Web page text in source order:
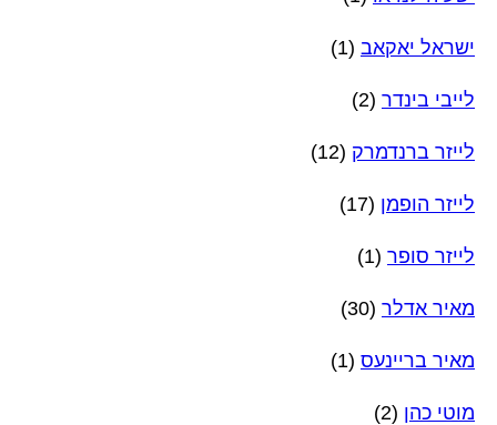
ישראל יאקאב (1)
לייבי בינדר (2)
לייזר ברנדמרק (12)
לייזר הופמן (17)
לייזר סופר (1)
מאיר אדלר (30)
מאיר בריינעס (1)
מוטי כהן (2)